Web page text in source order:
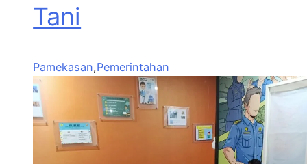
Tani
Pamekasan,Pemerintahan